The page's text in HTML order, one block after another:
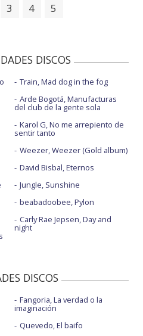
3 4 5
DISCOS
Train, Mad dog in the fog
Arde Bogotá, Manufacturas
del club de la gente sola
Karol G, No me arrepiento de
sentir tanto
Weezer, Weezer (Gold album)
David Bisbal, Eternos
Jungle, Sunshine
beabadoobee, Pylon
Carly Rae Jepsen, Day and
night
DISCOS
Fangoria, La verdad o la
imaginación
Quevedo, El baifo